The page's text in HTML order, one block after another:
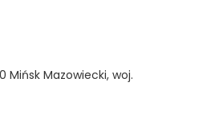
Mińsk Mazowiecki, woj.